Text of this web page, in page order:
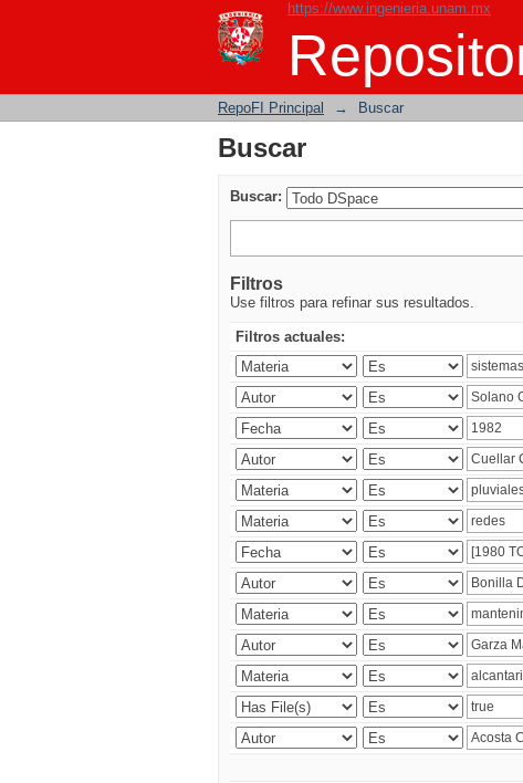
https://www.ingenieria.unam.mx
Buscar
RepoFI Principal → Buscar
Buscar
Buscar:
Filtros
Use filtros para refinar sus resultados.
Filtros actuales: